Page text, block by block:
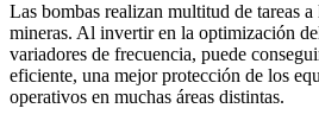
Las bombas realizan multitud de tareas
mineras. Al invertir en la optimización
variadores de frecuencia, puede
eficiente, una mejor protección de los
operativos en muchas áreas distintas.